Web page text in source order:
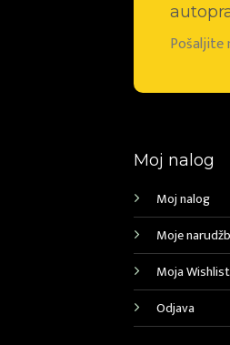
Pošaljite
Moj nalog
Moj nalog
Moje
Moja
Odjava